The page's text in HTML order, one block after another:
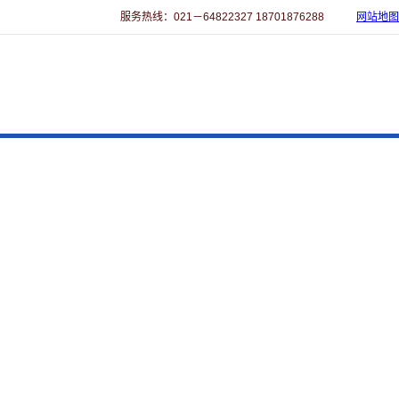
服务热线：021－64822327 18701876288 网站地图